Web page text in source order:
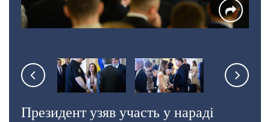
Президент узяв участь у нараді